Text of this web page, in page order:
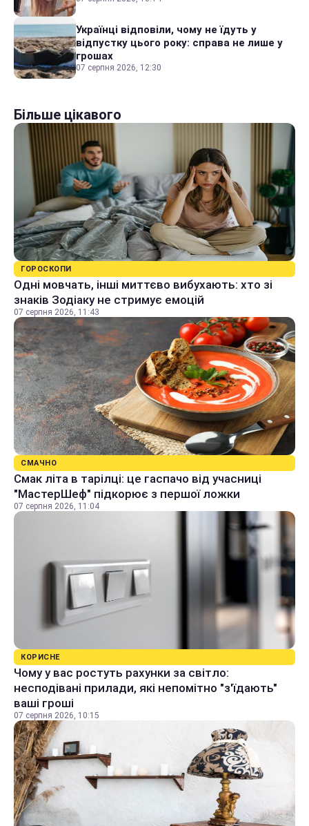
Українці відповіли, чому не їдуть у
відпустку цього року: справа не лише у
грошах
07 серпня 2026, 12:30
Більше цікавого
ГОРОСКОПИ
Одні мовчать, інші миттєво вибухають: хто зі
знаків Зодіаку не стримує емоцій
07 серпня 2026, 11:43
СМАЧНО
Смак літа в тарілці: це гаспачо від учасниці
"МастерШеф" підкорює з першої ложки
07 серпня 2026, 11:04
КОРИСНЕ
Чому у вас ростуть рахунки за світло:
несподівані прилади, які непомітно "з'їдають"
ваші гроші
07 серпня 2026, 10:15